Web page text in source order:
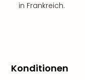
in Frankreich.
Konditionen